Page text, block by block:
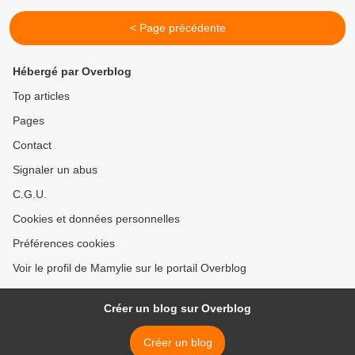
< Page précédente
Hébergé par Overblog
Top articles
Pages
Contact
Signaler un abus
C.G.U.
Cookies et données personnelles
Préférences cookies
Voir le profil de Mamylie sur le portail Overblog
Créer un blog sur Overblog
Créer un blog